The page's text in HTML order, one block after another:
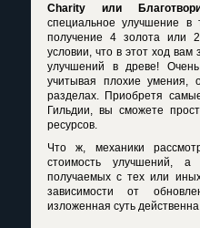
Charity или
специальное улучшение
получение 4 золота или
условии, что в этот ход вам
улучшений в древе!
учитывая плохие
разделах. Приобретя
Гильдии, вы сможете
ресурсов.
Что ж, механики
стоимость улучшений,
получаемых с тех или
зависимости от
изложенная суть